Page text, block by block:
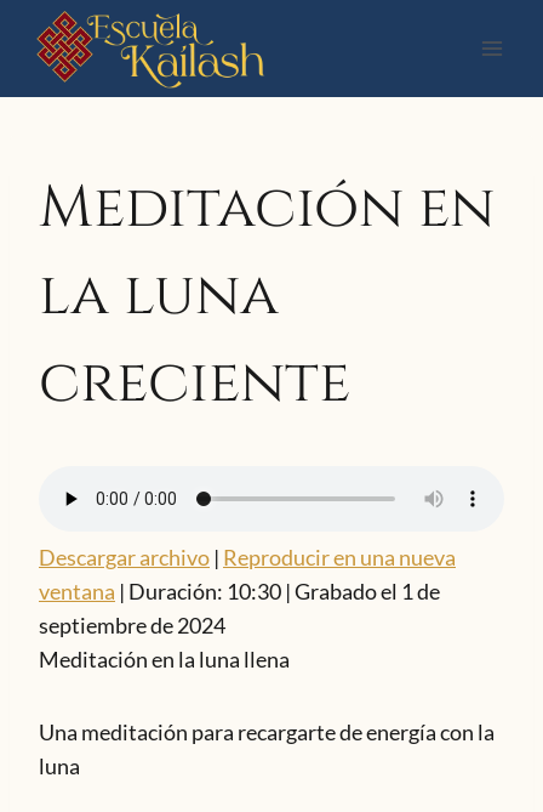
Saltar
contenido
Meditación en
la luna
creciente
Descargar archivo | Reproducir en una nueva
ventana | Duración: 10:30 |Grabado el 1 de
septiembre de 2024
Meditación en la luna llena
Una meditación para recargarte de energía con la
luna